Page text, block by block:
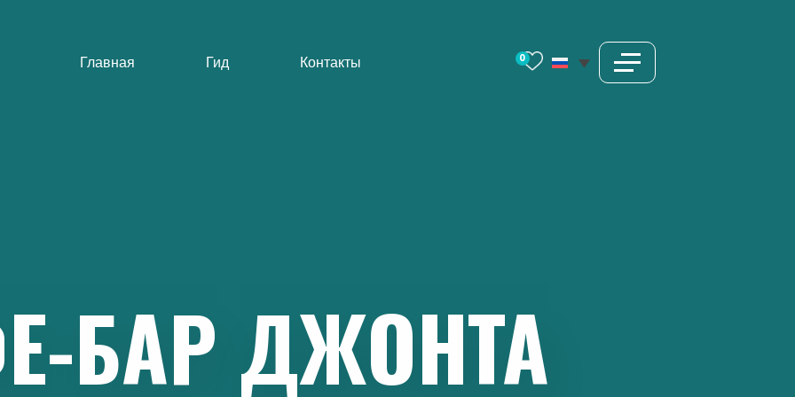
Главная Гид Контакты 0
БАР ДЖОНТА